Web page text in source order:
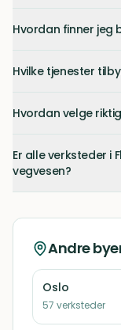
Hvordan finner jeg
Hvilke tjenester
Hvordan velge
Er alle verksteder i
vegvesen?
Andre
Oslo
57 verksteder